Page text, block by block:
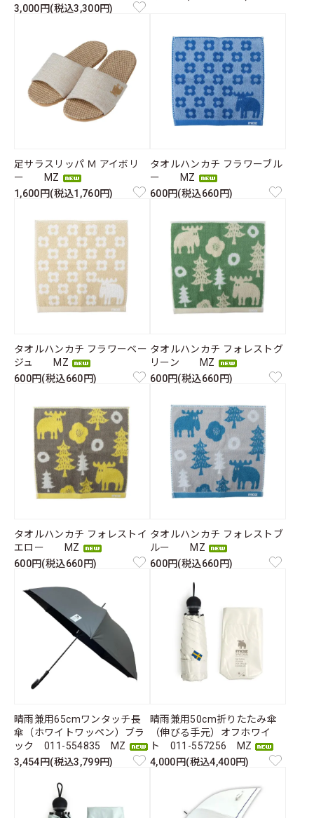
3,000円(税込3,300円)
足サラスリッパ Ｍ アイボリ
ー MZ
1,600円(税込1,760円)
タオルハンカチ フラワーブル
ー MZ
600円(税込660円)
タオルハンカチ フラワーベー
ジュ MZ
600円(税込660円)
タオルハンカチ フォレストグ
リーン MZ
600円(税込660円)
タオルハンカチ フォレストイ
エロー MZ
600円(税込660円)
タオルハンカチ フォレストブ
ルー MZ
600円(税込660円)
晴雨兼用65cmワンタッチ長
傘（ホワイトワッペン）ブラ
ック 011-554835 MZ
3,454円(税込3,799円)
晴雨兼用50cm折りたたみ傘
（伸びる手元）オフホワイ
ト 011-557256 MZ
4,000円(税込4,400円)